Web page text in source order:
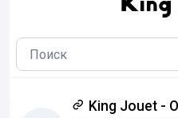
King Jouet -